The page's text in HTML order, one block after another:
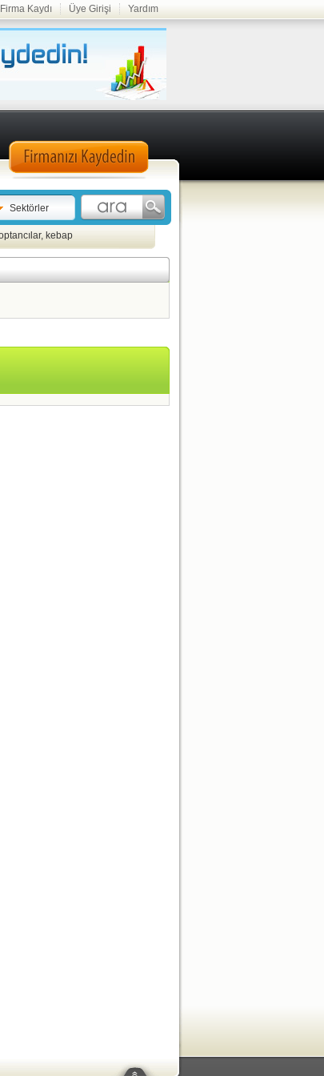
Kaydı Üye Girişi Yardım
Sektörler
, kebap